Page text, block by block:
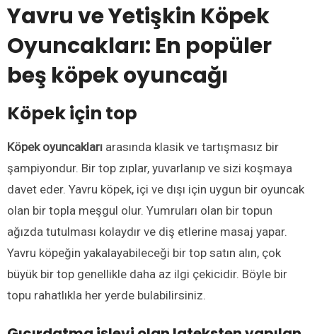
Yavru ve Yetişkin Köpek
Oyuncakları: En popüler
beş köpek oyuncağı
Köpek için top
Köpek oyuncakları arasında klasik ve tartışmasız bir
şampiyondur. Bir top zıplar, yuvarlanıp ve sizi koşmaya
davet eder. Yavru köpek, içi ve dışı için uygun bir oyuncak
olan bir topla meşgul olur. Yumruları olan bir topun
ağızda tutulması kolaydır ve diş etlerine masaj yapar.
Yavru köpeğin yakalayabileceği bir top satın alın, çok
büyük bir top genellikle daha az ilgi çekicidir. Böyle bir
topu rahatlıkla her yerde bulabilirsiniz.